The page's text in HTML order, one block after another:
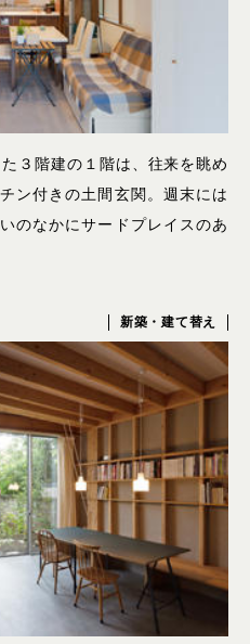
３階建の１階は、往来を眺め
ン付きの土間玄関。週末には
のなかにサードプレイスのあ
新築・建て替え